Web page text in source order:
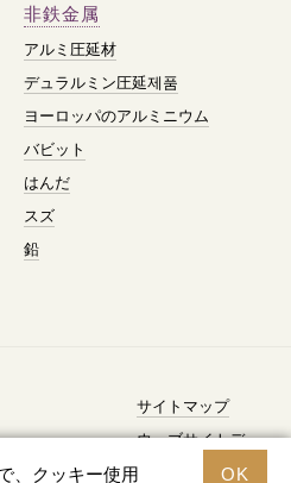
、クッキー使用 OK
非鉄金属
アルミ圧延材
デュラルミン圧延제품
ヨーロッパのアルミニウム
バビット
はんだ
スズ
鉛
サイトマップ
ウェブサイトデ